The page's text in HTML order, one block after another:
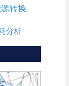
转换
分析